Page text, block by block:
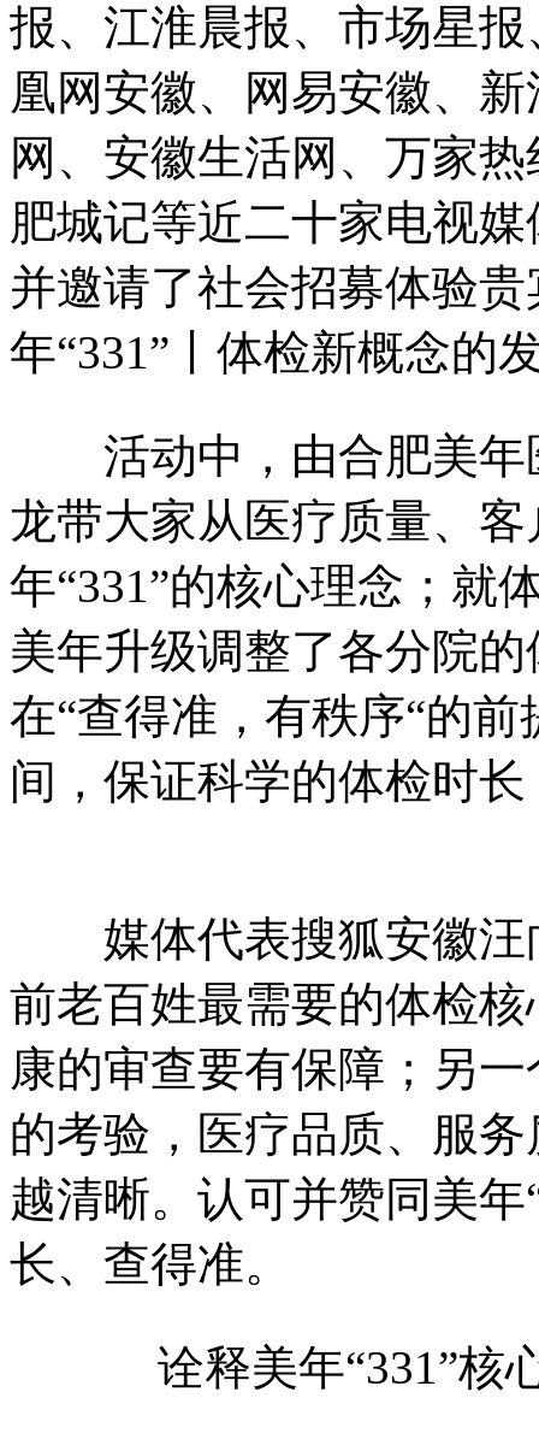
报、江淮晨报、市场星
凰网安徽、网易安徽、
网、安徽生活网、万家
肥城记等近二十家电视
并邀请了社会招募体验
年“331”丨体检新概念的
活动中，由合肥美年
龙带大家从医疗质量、
年“331”的核心理念；就
美年升级调整了各分院
在“查得准，有秩序“的
间，保证科学的体检时
媒体代表搜狐安徽汪
前老百姓最需要的体检
康的审查要有保障；另
的考验，医疗品质、服
越清晰。认可并赞同美
长、查得准。
诠释美年“331”核